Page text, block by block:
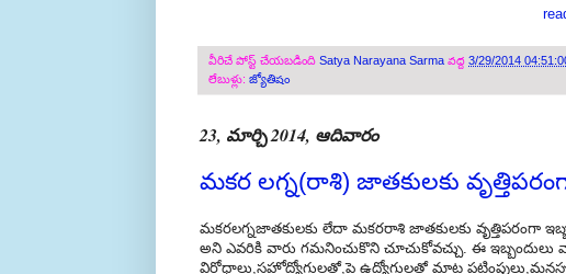
వీరిచే పోస్ట్ చేయబడింది Satya Narayana Sarma వద్ద 3/29/2014
లేబుళ్లు: జ్యోతిషం
23, మార్చి 2014, ఆదివారం
మకర లగ్న(రాశి) జాతకులకు
మకరలగ్నజాతకులకు లేదా మకరరాశి జాతకులకు వృత్తిపరంగా
అని ఎవరికి వారు గమనించుకొని చూచుకోవచ్చు. ఈ
విరోధాలు,సహోద్యోగులతో,పై ఉద్యోగులతో మాట